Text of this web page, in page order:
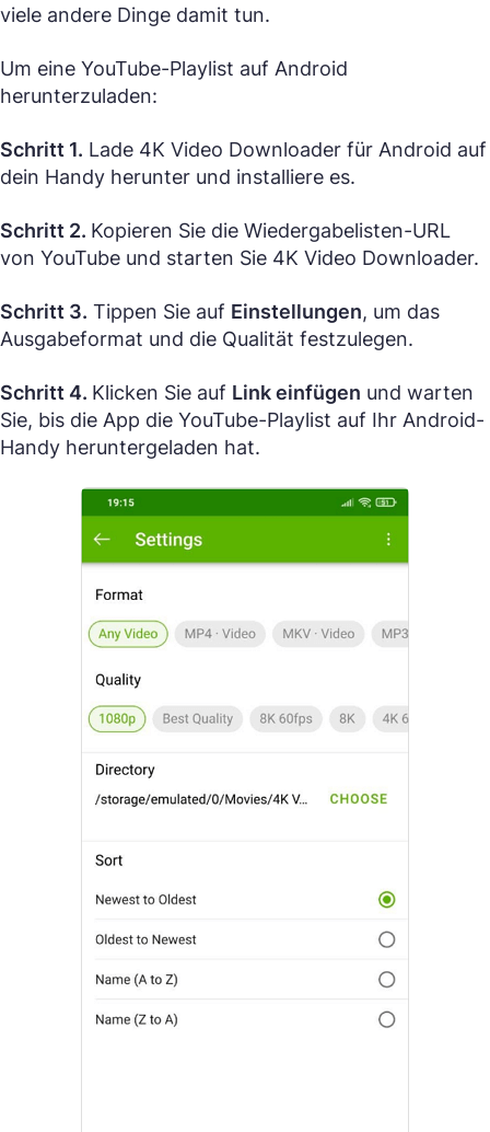
viele andere Dinge damit tun.
Um eine YouTube-Playlist auf Android
herunterzuladen:
Schritt 1. Lade 4K Video Downloader für Android auf
dein Handy herunter und installiere es.
Schritt 2. Kopieren Sie die Wiedergabelisten-URL
von YouTube und starten Sie 4K Video Downloader.
Schritt 3. Tippen Sie auf Einstellungen, um das
Ausgabeformat und die Qualität festzulegen.
Schritt 4. Klicken Sie auf Link einfügen und warten
Sie, bis die App die YouTube-Playlist auf Ihr Android-
Handy heruntergeladen hat.